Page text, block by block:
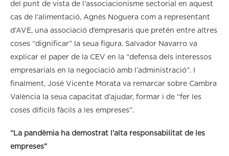
del punt de vista de l’associacionisme sectorial en aquest
cas de l’alimentació, Agnès Noguera com a representant
d’AVE, una associació d’empresaris que pretén entre altres
coses “dignificar” la seua figura. Salvador Navarro va
explicar el paper de la CEV en la “defensa dels interessos
empresarials en la negociació amb l’administració”. I
finalment, José Vicente Morata va remarcar sobre Cambra
València la seua capacitat d’ajudar, formar i de “fer les
coses difícils fàcils a les empreses”.
“La pandèmia ha demostrat l’alta responsabilitat de les
empreses”